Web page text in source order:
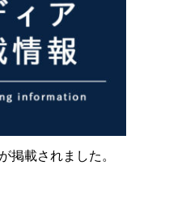
載されました。